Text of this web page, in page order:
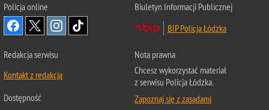
Policja online
Biuletyn Informacji Publicznej
BIP Policja Łódzka
Redakcja serwisu
Kontakt z redakcją
Dostępność
Nota prawna
Chcesz wykorzystać materiał
z serwisu Policja Łódzka.
Zapoznaj się z zasadami